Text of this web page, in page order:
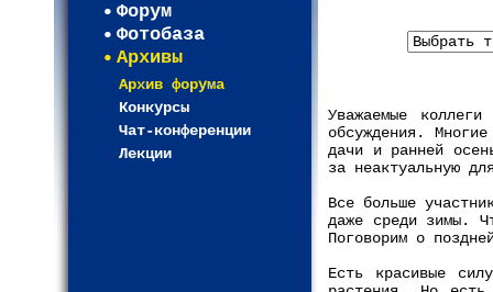
Форум
Фотобаза
Архивы
Архив форума
Конкурсы
Чат-конференции
Лекции
Уважаемые
обсуждения.
дачи и ранней
за неактуальную
Все больше
даже среди зимы.
Поговорим о
Есть красивые